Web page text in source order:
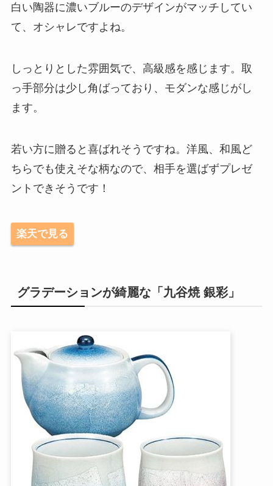
白い陶器に濃いブルーのデザインがマッチしてい
て、オシャレですよね。
しっとりとした雰囲気で、高級感を感じます。取
っ手部分は少し角ばっており、モダンな感じがし
ます。
若い方に贈ると喜ばれそうですね。洋風、和風ど
ちらでも使えそな柄なので、相手を選ばずプレゼ
ントできそうです！
楽天で見る
グラデーションが綺麗な「九谷焼 銀彩」